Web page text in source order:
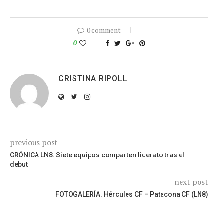
0 comment
0
CRISTINA RIPOLL
previous post
CRÓNICA LN8. Siete equipos comparten liderato tras el
debut
next post
FOTOGALERÍA. Hércules CF – Patacona CF (LN8)